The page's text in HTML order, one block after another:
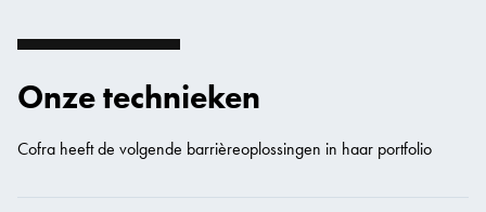
Onze technieken
Cofra heeft de volgende barrièreoplossingen in haar portfolio